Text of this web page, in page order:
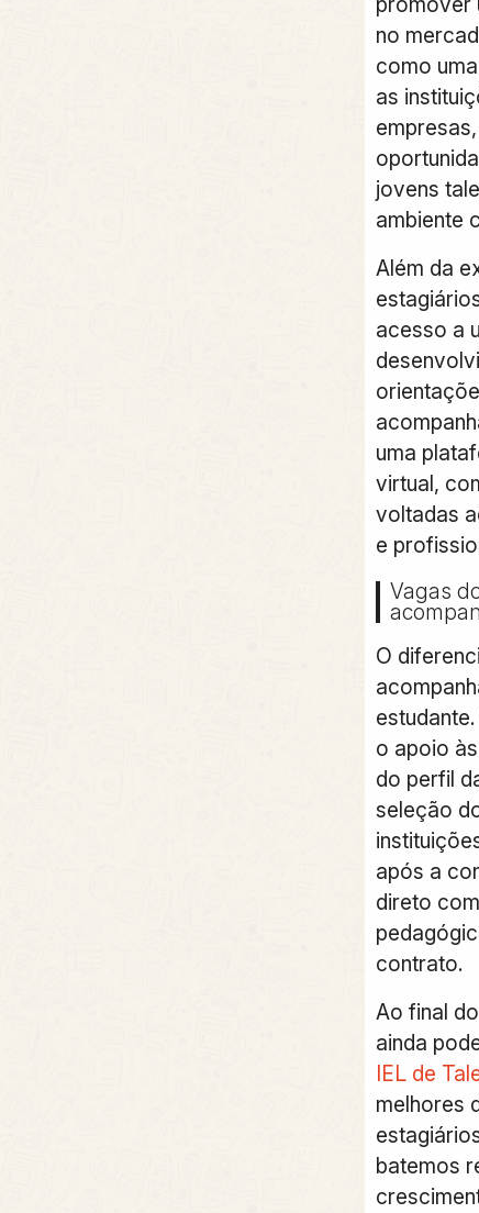
no
como
as
jovens
ambiente
Além da
acesso a
uma
virtual,
voltadas
e
Vagas
O
o apoio
do perfil
seleção
após a
direto
contrato.
Ao final
ainda
IEL de
melhores
batemos